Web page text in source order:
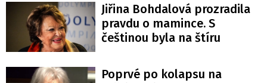
Jiřina Bohdalová prozradila
pravdu o mamince. S
češtinou byla na štíru
Poprvé po kolapsu na